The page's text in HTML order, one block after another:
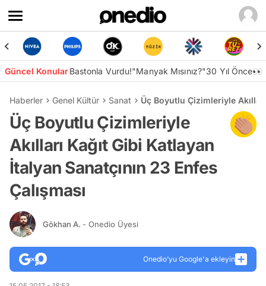
Güncel KonularBastonla Vurdu!"Manyak Mısınız?"30 Yıl Önce👀
Haberler Genel Kültür Sanat Üç Boyutlu Çizimleriyle
Üç Boyutlu Çizimleriyle
Akılları Kağıt Gibi Katlayan
İtalyan Sanatçının 23 Enfes
Çalışması
Gökhan A. - Onedio Üyesi
Onedio’yu Google'a ekleyin